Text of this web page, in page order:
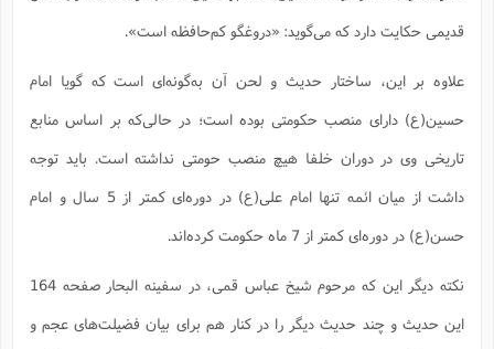
قدیمی حکایت دارد که می‌گوید: ‌«دروغگو کم‌حافظه است».
علاوه بر این، ساختار حدیث و لحن آن به‌گونه‌ای است که گویا امام
حسین(ع) دارای منصب حکومتی بوده است؛ در حالی‌که بر اساس منابع
تاریخی وی در دوران خلفا هیچ منصب حومتی نداشته است. باید توجه
داشت از میان ائمه تنها امام علی(ع) در دوره‌ای کمتر از 5 سال و امام
حسن(ع) در دوره‌ای کمتر از 7 ماه حکومت کرده‌اند.
نکته دیگر این که مرحوم شیخ عباس قمی، در سفینه البحار صفحه 164
این حدیث و چند حدیث دیگر را در کنار هم برای بیان فضیلت‌های عجم و